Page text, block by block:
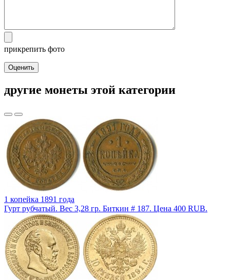
прикрепить фото
Оценить
другие монеты этой категории
1 копейка 1891 года
Гурт рубчатый. Вес 3,28 гр. Биткин # 187. Цена 400 RUB.